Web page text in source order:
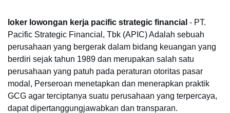
loker lowongan kerja pacific strategic financial - PT.
Pacific Strategic Financial, Tbk (APIC) Adalah sebuah
perusahaan yang bergerak dalam bidang keuangan yang
berdiri sejak tahun 1989 dan merupakan salah satu
perusahaan yang patuh pada peraturan otoritas pasar
modal, Perseroan menetapkan dan menerapkan praktik
GCG agar terciptanya suatu perusahaan yang terpercaya,
dapat dipertanggungjawabkan dan transparan.